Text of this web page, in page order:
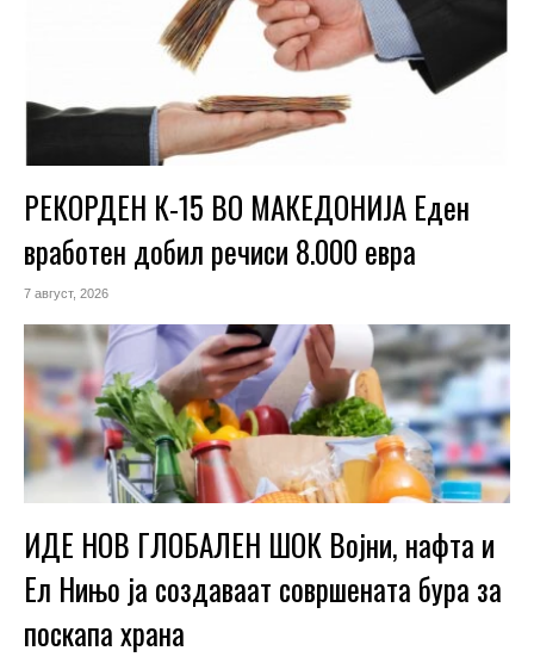
РЕКОРДЕН К-15 ВО МАКЕДОНИЈА Еден
вработен добил речиси 8.000 евра
7 август, 2026
ИДЕ НОВ ГЛОБАЛЕН ШОК Војни, нафта и
Ел Нињо ја создаваат совршената бура за
поскапа храна